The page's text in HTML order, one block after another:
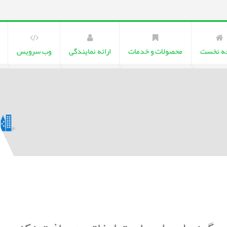
نخست محصولات و خدمات ارائه نمایندگی وب سرویس